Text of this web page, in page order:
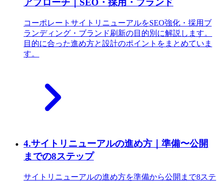
アプローチ｜SEO・採用・ブランド
コーポレートサイトリニューアルをSEO強化・採用ブ
ランディング・ブランド刷新の目的別に解説します。
目的に合った進め方と設計のポイントをまとめていま
す。
4.サイトリニューアルの進め方｜準備〜公開
までの8ステップ
サイトリニューアルの進め方を準備から公開まで8ステ